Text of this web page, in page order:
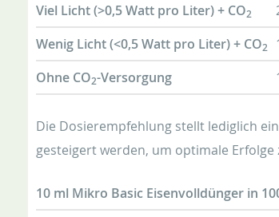
Viel Licht (>0,5 Watt pro Liter) + CO2
Wenig Licht (<0,5 Watt pro Liter) + CO2
Ohne CO2-Versorgung
Die Dosierempfehlung stellt lediglich
gesteigert werden, um optimale Erfolge
10 ml Mikro Basic Eisenvolldünger in